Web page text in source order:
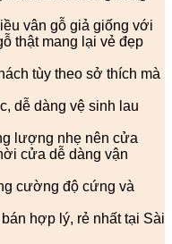
vân gỗ giả giống với
thật mang lại vẻ đẹp
tùy theo sở thích mà
dễ dàng vệ sinh lau
lượng nhẹ nên cửa
cửa dễ dàng vận
cường độ cứng và
hợp lý, rẻ nhất tại Sài